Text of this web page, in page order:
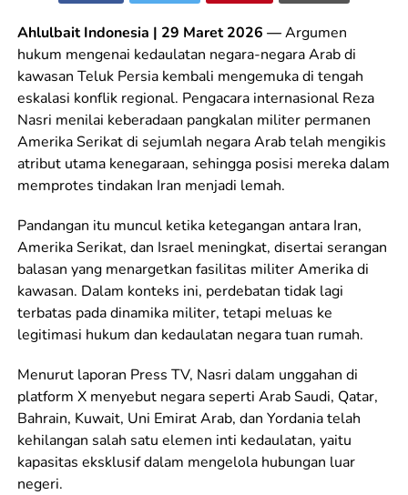
Ahlulbait Indonesia | 29 Maret 2026 —Argumen
hukum mengenai kedaulatan negara-negara Arab di
kawasan Teluk Persia kembali mengemuka di tengah
eskalasi konflik regional. Pengacara internasional Reza
Nasri menilai keberadaan pangkalan militer permanen
Amerika Serikat di sejumlah negara Arab telah mengikis
atribut utama kenegaraan, sehingga posisi mereka dalam
memprotes tindakan Iran menjadi lemah.
Pandangan itu muncul ketika ketegangan antara Iran,
Amerika Serikat, dan Israel meningkat, disertai serangan
balasan yang menargetkan fasilitas militer Amerika di
kawasan. Dalam konteks ini, perdebatan tidak lagi
terbatas pada dinamika militer, tetapi meluas ke
legitimasi hukum dan kedaulatan negara tuan rumah.
Menurut laporan Press TV, Nasri dalam unggahan di
platform X menyebut negara seperti Arab Saudi, Qatar,
Bahrain, Kuwait, Uni Emirat Arab, dan Yordania telah
kehilangan salah satu elemen inti kedaulatan, yaitu
kapasitas eksklusif dalam mengelola hubungan luar
negeri.